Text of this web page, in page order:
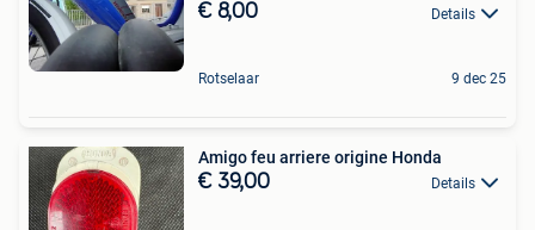
€ 8,00 Details
Rotselaar 9 dec 25
Amigo feu arriere origine Honda
€ 39,00 Details